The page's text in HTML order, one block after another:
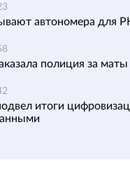
автономера для
полиция за маты
итоги